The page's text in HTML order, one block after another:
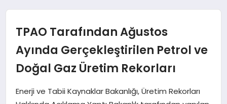
TEKNOLOJI
EĞITIM
TPAO Tarafından Ağustos
Ayında Gerçekleştirilen Petrol ve
Doğal Gaz Üretim Rekorları
Enerji ve Tabii Kaynaklar Bakanlığı, Üretim Rekorları